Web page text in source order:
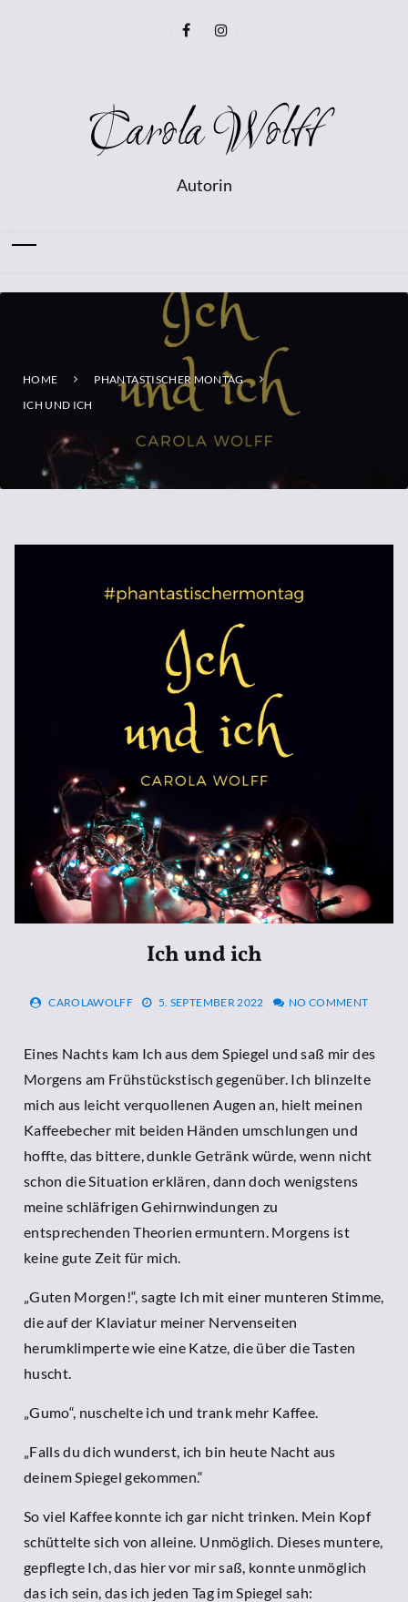
Carola Wolff
Autorin
HOME
PHANTASTISCHER MONTAG
ICH UND ICH
Ich und ich
CAROLAWOLFF 5. SEPTEMBER 2022 NO COMMENT
Eines Nachts kam Ich aus dem Spiegel und saß mir des
Morgens am Frühstückstisch gegenüber. Ich blinzelte
mich aus leicht verquollenen Augen an, hielt meinen
Kaffeebecher mit beiden Händen umschlungen und
hoffte, das bittere, dunkle Getränk würde, wenn nicht
schon die Situation erklären, dann doch wenigstens
meine schläfrigen Gehirnwindungen zu
entsprechenden Theorien ermuntern. Morgens ist
keine gute Zeit für mich.
„Guten Morgen!“, sagte Ich mit einer munteren Stimme,
die auf der Klaviatur meiner Nervenseiten
herumklimperte wie eine Katze, die über die Tasten
huscht.
„Gumo“, nuschelte ich und trank mehr Kaffee.
„Falls du dich wunderst, ich bin heute Nacht aus
deinem Spiegel gekommen.“
So viel Kaffee konnte ich gar nicht trinken. Mein Kopf
schüttelte sich von alleine. Unmöglich. Dieses muntere,
gepflegte Ich, das hier vor mir saß, konnte unmöglich
das ich sein, das ich jeden Tag im Spiegel sah: